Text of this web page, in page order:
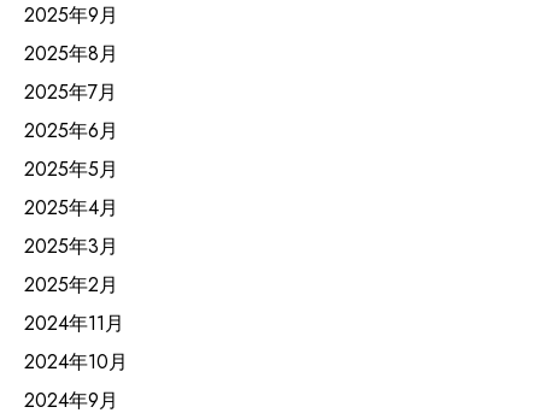
2025年9月
2025年8月
2025年7月
2025年6月
2025年5月
2025年4月
2025年3月
2025年2月
2024年11月
2024年10月
2024年9月